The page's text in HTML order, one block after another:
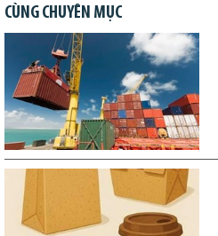
CÙNG CHUYÊN MỤC